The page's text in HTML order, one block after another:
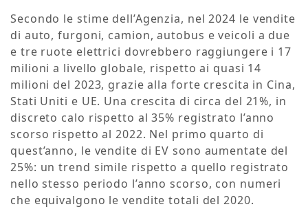
Secondo le stime dell’Agenzia, nel 2024 le vendite
di auto, furgoni, camion, autobus e veicoli a due
e tre ruote elettrici dovrebbero raggiungere i 17
milioni a livello globale, rispetto ai quasi 14
milioni del 2023, grazie alla forte crescita in Cina,
Stati Uniti e UE. Una crescita di circa del 21%, in
discreto calo rispetto al 35% registrato l’anno
scorso rispetto al 2022. Nel primo quarto di
quest’anno, le vendite di EV sono aumentate del
25%: un trend simile rispetto a quello registrato
nello stesso periodo l’anno scorso, con numeri
che equivalgono le vendite totali del 2020.